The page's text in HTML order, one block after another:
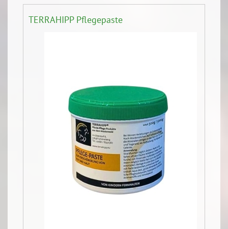
TERRAHIPP Pflegepaste